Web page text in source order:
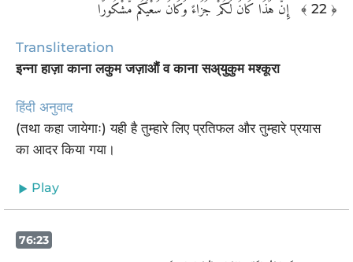
﴾ 22 ﴿
Transliteration
इन्ना हाज़ा काना लकुम जज़ाऔं व काना सअ्युकुम मश्कूरा
हिंदी अनुवाद
(तथा कहा जायेगाः) यही है तुम्हारे लिए प्रतिफल और तुम्हारे प्रयास
का आदर किया गया।
Play
76:23